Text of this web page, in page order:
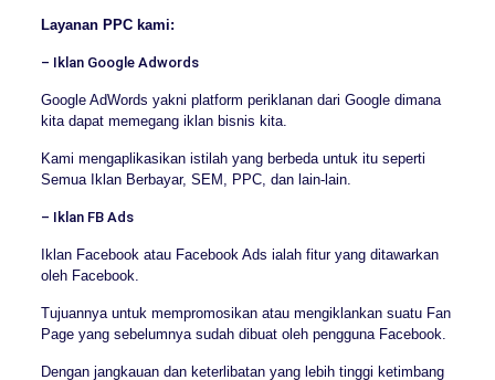
Layanan PPC kami:
– Iklan Google Adwords
Google AdWords yakni platform periklanan dari Google dimana
kita dapat memegang iklan bisnis kita.
Kami mengaplikasikan istilah yang berbeda untuk itu seperti
Semua Iklan Berbayar, SEM, PPC, dan lain-lain.
– Iklan FB Ads
Iklan Facebook atau Facebook Ads ialah fitur yang ditawarkan
oleh Facebook.
Tujuannya untuk mempromosikan atau mengiklankan suatu Fan
Page yang sebelumnya sudah dibuat oleh pengguna Facebook.
Dengan jangkauan dan keterlibatan yang lebih tinggi ketimbang